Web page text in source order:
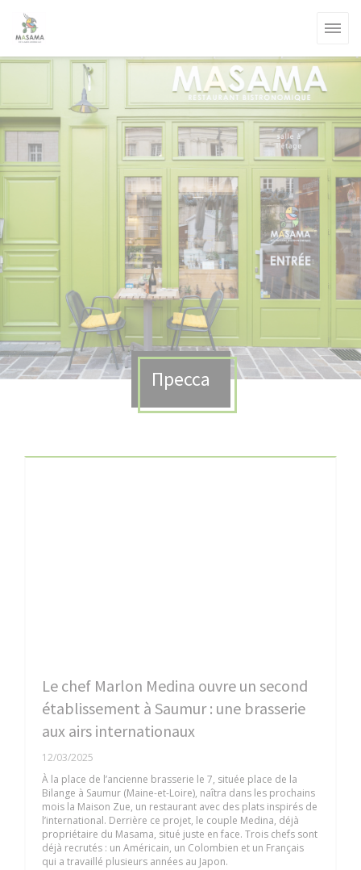
Пресса
Le chef Marlon Medina ouvre un second
établissement à Saumur : une brasserie
aux airs internationaux
12/03/2025
À la place de l’ancienne brasserie le 7, située place de la
Bilange à Saumur (Maine-et-Loire), naîtra dans les prochains
mois la Maison Zue, un restaurant avec des plats inspirés de
l’international. Derrière ce projet, le couple Medina, déjà
propriétaire du Masama, situé juste en face. Trois chefs sont
déjà recrutés : un Américain, un Colombien et un Français
qui a travaillé plusieurs années au Japon.